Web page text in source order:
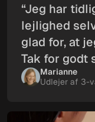
“Jeg har
lejlighed
glad for, at
Tak for godt
Marianne
Udlejer af 3-